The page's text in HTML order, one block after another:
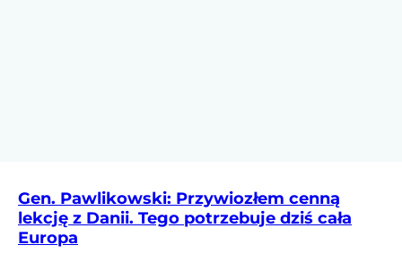
Gen. Pawlikowski: Przywiozłem cenną
lekcję z Danii. Tego potrzebuje dziś cała
Europa